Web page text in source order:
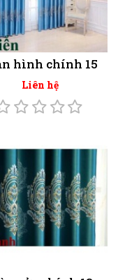
hình chính 15
Liên hệ